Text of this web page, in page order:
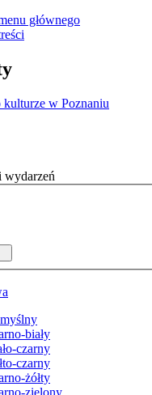
głównego
w Poznaniu
wydarzeń
biały
czarny
czarny
żółty
zielony